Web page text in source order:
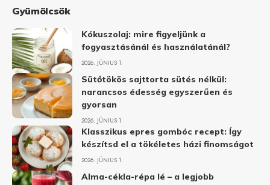
Gyümölcsök
Kókuszolaj: mire figyeljünk a
fogyasztásánál és használatánál?
2026. JÚNIUS 1.
Sütőtökös sajttorta sütés nélkül:
narancsos édesség egyszerűen és
gyorsan
2026. JÚNIUS 1.
Klasszikus epres gombóc recept: Így
készítsd el a tökéletes házi finomságot
2026. JÚNIUS 1.
Alma-cékla-répa lé – a legjobb